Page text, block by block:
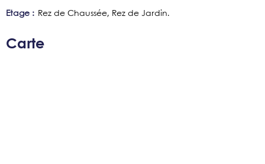
Etage : Rez de Chaussée Rez de Jardin
Carte